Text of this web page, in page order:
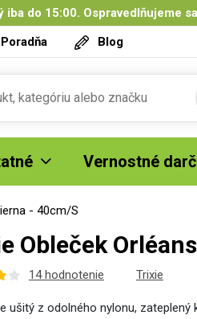
do 15:00. Ospravedlňujeme
Poradňa Blog
Vernostné
- 40cm/S
Obleček
14 hodnotenie Trixie
ušitý z odolného nylonu,